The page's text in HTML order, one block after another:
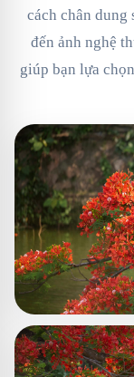
cách chân
đến ảnh nghệ
giúp bạn lựa